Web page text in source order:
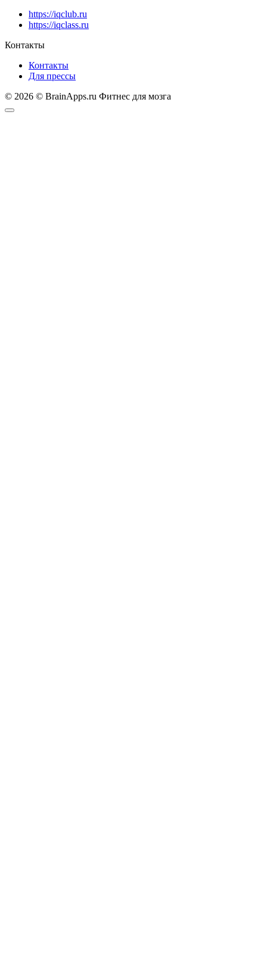
https://iqclub.ru
https://iqclass.ru
Контакты
Контакты
Для прессы
© 2026 © BrainApps.ru Фитнес для мозга